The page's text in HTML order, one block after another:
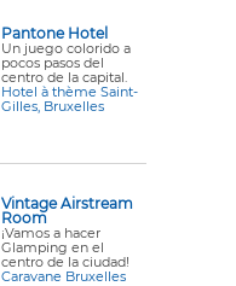
Pantone Hotel
Un juego colorido a
pocos pasos del
centro de la capital.
Hotel à thème Saint-
Gilles, Bruxelles
Vintage Airstream
Room
¡Vamos a hacer
Glamping en el
centro de la ciudad!
Caravane Bruxelles